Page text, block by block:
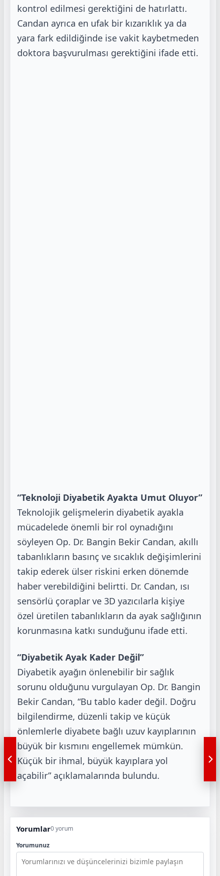
kontrol edilmesi gerektiğini de hatırlattı.
Candan ayrıca en ufak bir kızarıklık ya da
yara fark edildiğinde ise vakit kaybetmeden
doktora başvurulması gerektiğini ifade etti.
“Teknoloji Diyabetik Ayakta Umut Oluyor”
Teknolojik gelişmelerin diyabetik ayakla
mücadelede önemli bir rol oynadığını
söyleyen Op. Dr. Bangin Bekir Candan, akıllı
tabanlıkların basınç ve sıcaklık değişimlerini
takip ederek ülser riskini erken dönemde
haber verebildiğini belirtti. Dr. Candan, ısı
sensörlü çoraplar ve 3D yazıcılarla kişiye
özel üretilen tabanlıkların da ayak sağlığının
korunmasına katkı sunduğunu ifade etti.
“Diyabetik Ayak Kader Değil”
Diyabetik ayağın önlenebilir bir sağlık
sorunu olduğunu vurgulayan Op. Dr. Bangin
Bekir Candan, “Bu tablo kader değil. Doğru
bilgilendirme, düzenli takip ve küçük
önlemlerle diyabete bağlı uzuv kayıplarının
büyük bir kısmını engellemek mümkün.
Küçük bir ihmal, büyük kayıplara yol
açabilir” açıklamalarında bulundu.
Yorumlar0 yorum
Yorumunuz